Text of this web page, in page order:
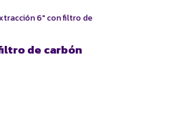
6" con filtro de
de carbón